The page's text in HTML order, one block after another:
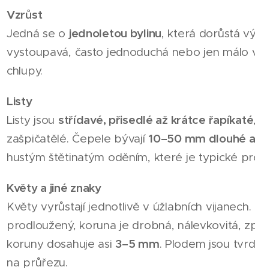
Vzrůst
Jedná se o jednoletou bylinu, která dorůstá
vystoupavá, často jednoduchá nebo jen
chlupy.
Listy
Listy jsou střídavé, přisedlé až krátce řapíkaté
zašpičatělé. Čepele bývají 10–50 mm dlouhé
hustým štětinatým oděním, které je typické
Květy a jiné znaky
Květy vyrůstají jednotlivě v úžlabních
prodloužený, koruna je drobná, nálevkovitá,
koruny dosahuje asi 3–5 mm. Plodem jsou
na průřezu.